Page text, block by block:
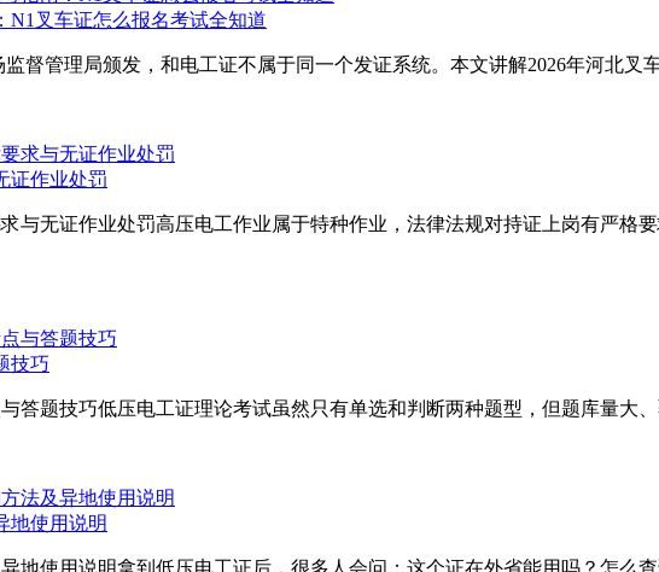
N1叉车证怎么报名考试全知道
督管理局颁发，和电工证不属于同一个发证系统。本文讲解2026年河北
证作业处罚
与无证作业处罚高压电工作业属于特种作业，法律法规对持证上岗有严格
技巧
答题技巧低压电工证理论考试虽然只有单选和判断两种题型，但题库量大
地使用说明
地使用说明拿到低压电工证后，很多人会问：这个证在外省能用吗？怎么